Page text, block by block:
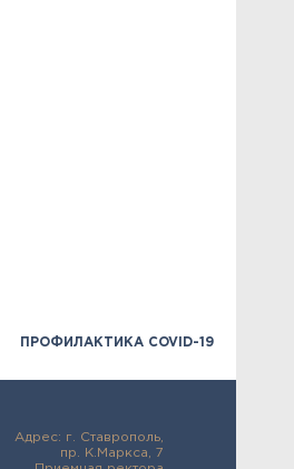
ПРОФИЛАКТИКА COVID-19
Адрес: г. Ставрополь,
пр. К.Маркса, 7